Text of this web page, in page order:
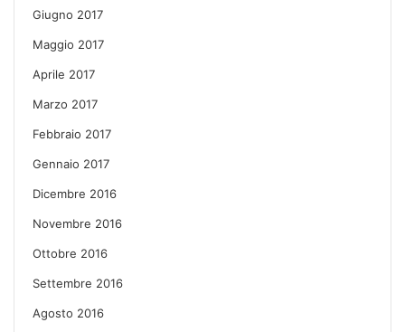
Giugno 2017
Maggio 2017
Aprile 2017
Marzo 2017
Febbraio 2017
Gennaio 2017
Dicembre 2016
Novembre 2016
Ottobre 2016
Settembre 2016
Agosto 2016